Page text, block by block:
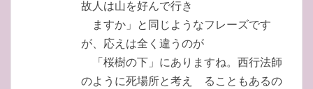
故人は山を好んで行き
ますか」と同じようなフレーズです
が、応えは全く違うのが
「桜樹の下」にありますね。西行法師
のように死場所と考え ることもあるの